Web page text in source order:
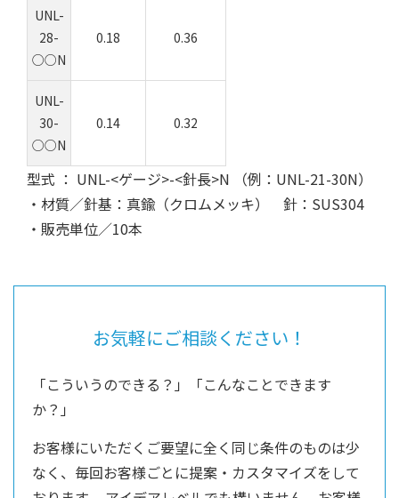
UNL-
28-
○○N
0.18 0.36
UNL-
30-
○○N
0.14 0.32
型式 ： UNL-<ゲージ>-<針長>N （例：UNL-21-30N）
・材質／針基：真鍮（クロムメッキ） 針：SUS304
・販売単位／10本
お気軽にご相談ください！
「こういうのできる？」「こんなことできます
か？」
お客様にいただくご要望に全く同じ条件のものは少
なく、毎回お客様ごとに提案・カスタマイズをして